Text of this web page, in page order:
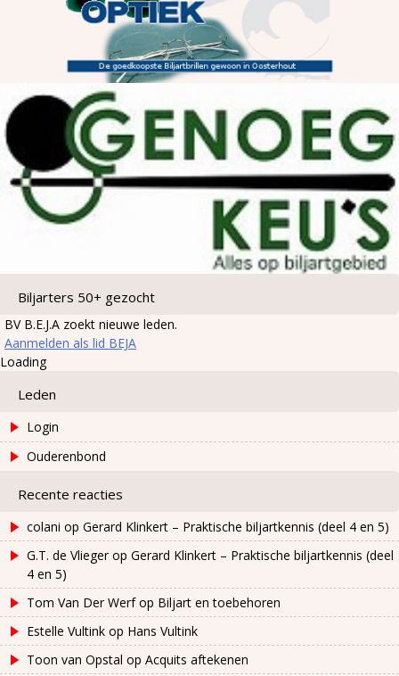
Biljarters 50+ gezocht
BV B.E.J.A zoekt nieuwe leden.
Aanmelden als lid BEJA
Loading
Leden
Login
Ouderenbond
Recente reacties
colani op Gerard Klinkert – Praktische biljartkennis (deel 4 en 5)
G.T. de Vliegerop Gerard Klinkert – Praktische biljartkennis (deel
4 en 5)
Tom Van Der Werfop Biljart en toebehoren
Estelle Vultink op Hans Vultink
Toon van Opstal op Acquits aftekenen